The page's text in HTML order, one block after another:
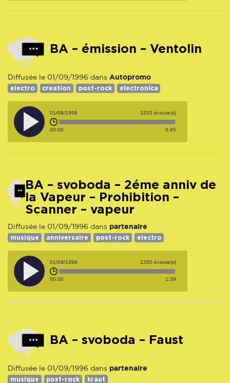
BA – émission – Ventolin
Diffusée le 01/09/1996 dans Autopromo
electro creation post-rock electronica
01/09/1996 1203 écoute(s)
00:00 0:45
BA – svoboda – 2éme anniv de
la Vapeur – Prohibition –
Scanner – vapeur
Diffusée le 01/09/1996 dans partenaire
musique anniversaire post-rock electro
01/09/1996 1350 écoute(s)
00:00 1:39
BA – svoboda – Faust
Diffusée le 01/09/1996 dans partenaire
musique post-rock kraut